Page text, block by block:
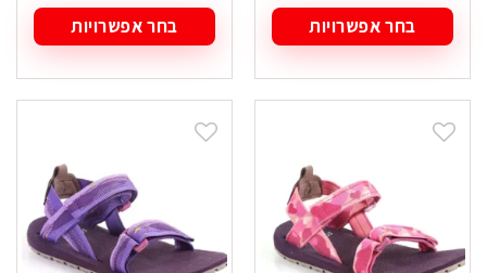
בחר אפשרויות
זה
יש
סוגים.
האפשרויות
בעמוד
המוצר
בחר אפשרויות
זה
יש
סוגים.
האפשרויות
בעמוד
המוצר